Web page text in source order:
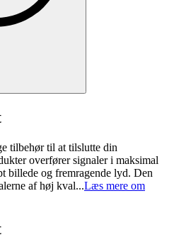
tilbehør til at tilslutte din
overfører signaler i maksimal
billede og fremragende lyd. Den
af høj kval...Læs mere om